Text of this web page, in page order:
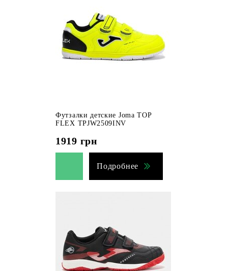
Футзалки детские Joma TOP
FLEX TPJW2509INV
1919 грн
Подробнее